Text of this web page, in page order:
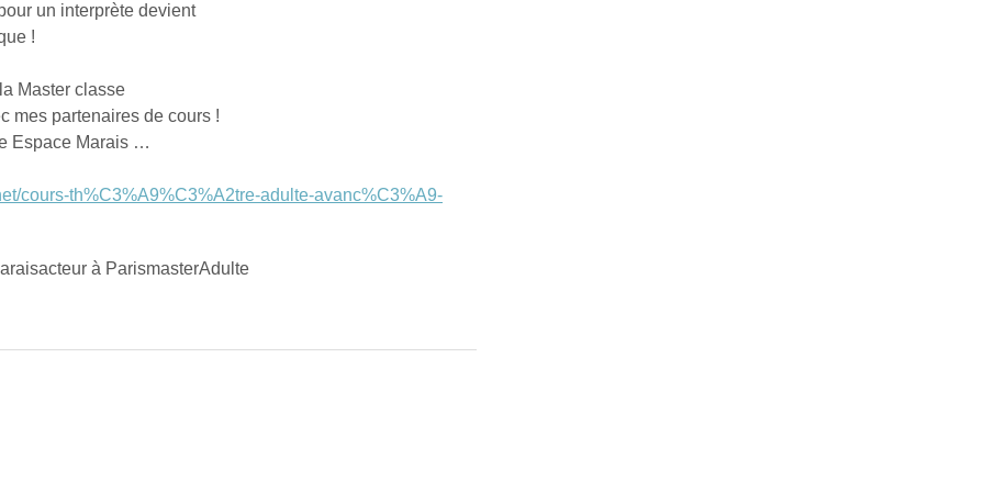
un interprète devient
!
Master classe
mes partenaires de cours !
Espace Marais …
cours-th%C3%A9%C3%A2tre-adulte-avanc%C3%A9-
acteur à ParismasterAdulte